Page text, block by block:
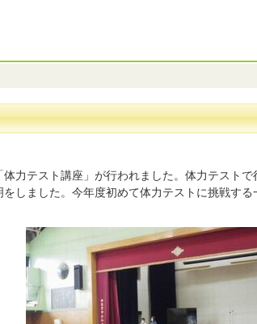
力テスト講座」が行われました。体力テスト
しました。今年度初めて体力テストに挑戦す